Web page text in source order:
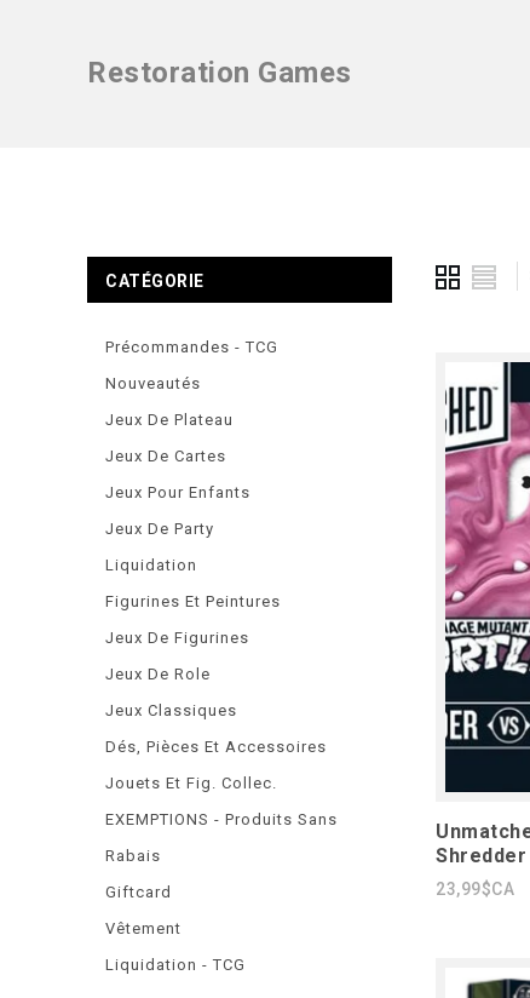
Restoration Games
23,99$CA
CATÉGORIE
Précommandes - TCG
Nouveautés
Jeux De Plateau
Jeux De Cartes
Jeux Pour Enfants
Jeux De Party
Liquidation
Figurines Et Peintures
Jeux De Figurines
Jeux De Role
Jeux Classiques
Dés, Pièces Et Accessoires
Jouets Et Fig. Collec.
EXEMPTIONS - Produits Sans
Rabais
Giftcard
Vêtement
Liquidation - TCG